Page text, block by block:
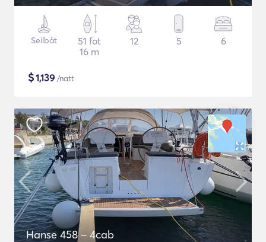
Seilbåt
51 fot
16 m
12 5 6
$1,139 /natt
Hanse 458 – 4cab